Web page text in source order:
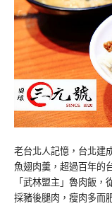
老台北人記憶，台北建
魚翅肉羹，超過百年的
「武林盟主」魯肉飯，
採豬後腿肉，瘦肉多而